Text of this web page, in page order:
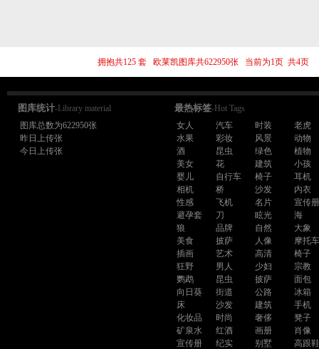
拥抱共125 套 欧莱凯图库共622950张 当前为1页 共4
图库统计-Library material
图库总数为622950张
昨日上传张
今日上传张
最热标签-Hot Tags
女人
汽车 时装
老虎
水果
彩妆 风景
动物
酒
昆虫 绿色
植物
美女
花 建筑
小孩
婴儿
自行车 椅子
耳机
相机
桥 沙发
内衣
性感
飞机 名片
宣传册
避孕套
刀 眩光
海
狼
品牌 自然
大象
美食
披萨 人像
摩托车
插画
艺术 高清
椅子
狂野
男人 少妇
宗教
鹦鹉
昆虫 披萨
面包
向日葵
街道 公路
冰箱
床
沙发 建筑
手机
化妆品
时尚 奢侈
凳子
矿泉水
红酒 画册
肖像
宣传册
纪实 别墅
高跟鞋